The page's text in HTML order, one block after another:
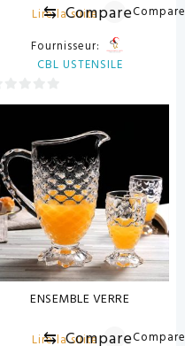
Lire la suite
⇆ Compare
Fournisseur:
CBL USTENSILE
ENSEMBLE VERRE
Lire la suite
⇆ Compare